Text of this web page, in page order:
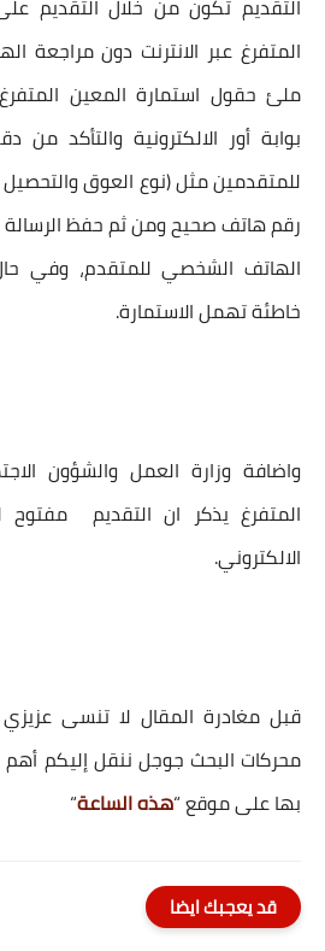
التقديم تكون من خلال التقديم
المتفرغ عبر الانترنت دون مراجعة
ملئ حقول استمارة المعين
بوابة أور الالكترونية والتأكد
للمتقدمين مثل (نوع العوق
رقم هاتف صحيح ومن ثم حفظ
الهاتف الشخصي للمتقدم، وفي
خاطئة تهمل الاستمارة.
واضافة وزارة العمل والشؤون
المتفرغ
الالكتروني.
قبل مغادرة المقال لا تنسى عزيزي
محركات البحث جوجل ننقل إليكم أهم
بها على موقع “هذه الساعة“
قد يعجبك ايضا